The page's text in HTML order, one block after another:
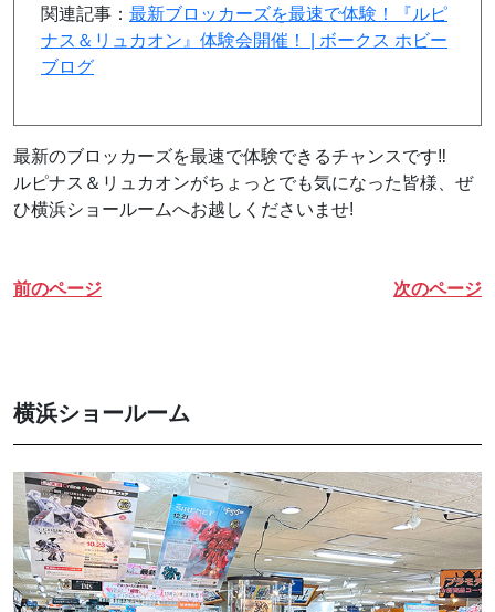
関連記事： 最新ブロッカーズを最速で体験！『ルピ
ナス＆リュカオン』体験会開催！ | ボークス ホビー
ブログ
最新のブロッカーズを最速で体験できるチャンスです‼
ルピナス＆リュカオンがちょっとでも気になった皆様、ぜ
ひ横浜ショールームへお越しくださいませ!
前のページ 次のページ
横浜ショールーム